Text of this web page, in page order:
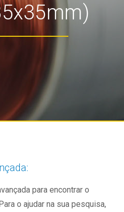
para encontrar o
o ajudar na sua pesquisa,